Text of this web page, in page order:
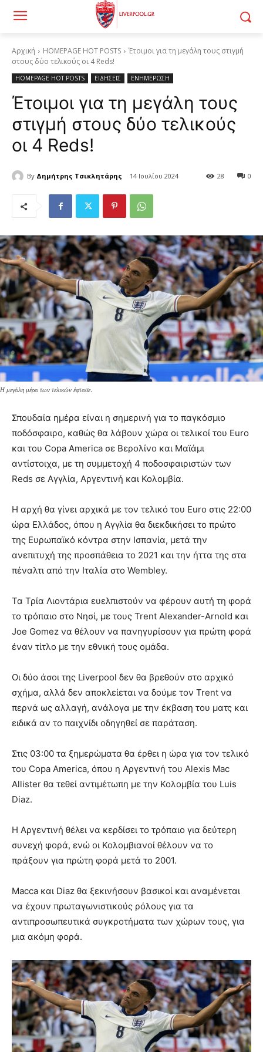
Αρχική HOMEPAGE HOT POSTS
Έτοιμοι για τη μεγάλη τους στιγμή
στους δύο τελικούς οι 4 Reds!
HOMEPAGE HOT POSTS ΕΙΔΗΣΕΙΣ ΕΝΗΜΕΡΩΣΗ
Έτοιμοι για τη μεγάλη τους
στιγμή στους δύο τελικούς
οι 4 Reds!
By Δημήτρης Τσικλητάρης 14 Ιουλίου 2024 0
28
Η μεγάλη μέρα των τελικών έφτασε.
Σπουδαία ημέρα είναι η σημερινή για το παγκόσμιο
ποδόσφαιρο, καθώς θα λάβουν χώρα οι τελικοί του Euro
και του Copa America σε Βερολίνο και Μαϊάμι
αντίστοιχα, με τη συμμετοχή 4 ποδοσφαιριστών των
Reds σε Αγγλία, Αργεντινή και Κολομβία.
Η αρχή θα γίνει αρχικά με τον τελικό του Euro στις 22:00
ώρα Ελλάδος, όπου η Αγγλία θα διεκδικήσει το πρώτο
της Ευρωπαϊκό κόντρα στην Ισπανία, μετά την
ανεπιτυχή της προσπάθεια το 2021 και την ήττα της στα
πέναλτι από την Ιταλία στο Wembley.
Τα Τρία Λιοντάρια ευελπιστούν να φέρουν αυτή τη φορά
το τρόπαιο στο Νησί, με τους Trent Alexander-Arnold και
Joe Gomez να θέλουν να πανηγυρίσουν για πρώτη φορά
έναν τίτλο με την εθνική τους ομάδα.
Οι δύο άσοι της Liverpool δεν θα βρεθούν στο αρχικό
σχήμα, αλλά δεν αποκλείεται να δούμε τον Trent να
περνά ως αλλαγή, ανάλογα με την έκβαση του ματς και
ειδικά αν το παιχνίδι οδηγηθεί σε παράταση.
Στις 03:00 τα ξημερώματα θα έρθει η ώρα για τον τελικό
του Copa America, όπου η Αργεντινή του Alexis Mac
Allister θα τεθεί αντιμέτωπη με την Κολομβία του Luis
Diaz.
Η Αργεντινή θέλει να κερδίσει το τρόπαιο για δεύτερη
συνεχή φορά, ενώ οι Κολομβιανοί θέλουν να το
πράξουν για πρώτη φορά μετά το 2001.
Macca και Diaz θα ξεκινήσουν βασικοί και αναμένεται
να έχουν πρωταγωνιστικούς ρόλους για τα
αντιπροσωπευτικά συγκροτήματα των χώρων τους, για
μια ακόμη φορά.